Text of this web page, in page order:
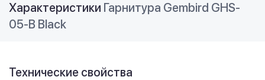
Характеристики Гарнитура Gembird GHS-
05-B Black
Технические свойства